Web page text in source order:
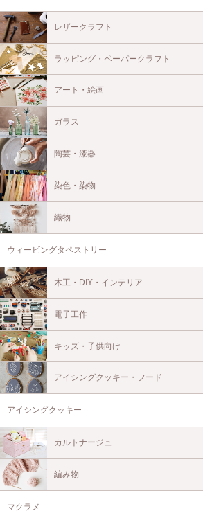
レザークラフト
ラッピング・ペーパークラフト
アート・絵画
ガラス
陶芸・漆器
染色・染物
織物
ウィービングタペストリー
木工・DIY・インテリア
電子工作
キッズ・子供向け
アイシングクッキー・フード
アイシングクッキー
カルトナージュ
編み物
マクラメ